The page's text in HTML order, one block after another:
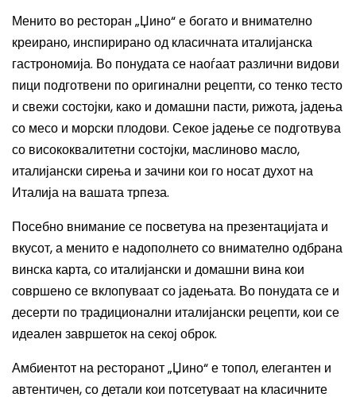
Менито во ресторан „Џино“ е богато и внимателно
креирано, инспирирано од класичната италијанска
гастрономија. Во понудата се наоѓаат различни видови
пици подготвени по оригинални рецепти, со тенко тесто
и свежи состојки, како и домашни пасти, рижота, јадења
со месо и морски плодови. Секое јадење се подготвува
со висококвалитетни состојки, маслиново масло,
италијански сирења и зачини кои го носат духот на
Италија на вашата трпеза.
Посебно внимание се посветува на презентацијата и
вкусот, а менито е надополнето со внимателно одбрана
винска карта, со италијански и домашни вина кои
совршено се вклопуваат со јадењата. Во понудата се и
десерти по традиционални италијански рецепти, кои се
идеален завршеток на секој оброк.
Амбиентот на ресторанот „Џино“ е топол, елегантен и
автентичен, со детали кои потсетуваат на класичните